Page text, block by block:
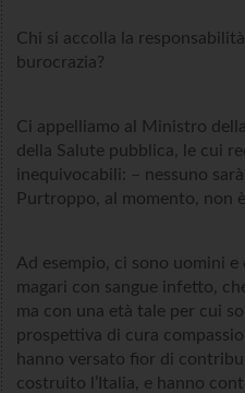
Chi si accolla la
burocrazia?
Ci appelliamo al Ministro
della Salute pubblica, le cui
inequivocabili: – nessuno
Purtroppo, al momento, non
Ad esempio, ci sono uomini e
magari con sangue infetto,
ma con una età tale per cui
prospettiva di cura
hanno versato fior di
costruito l’Italia, e hanno